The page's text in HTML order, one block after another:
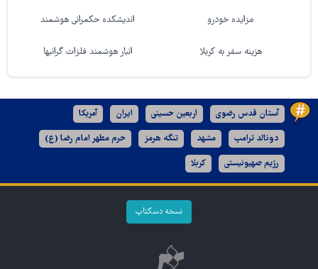
مزایده خودرو اندیشکده حکمرانی هوشمند
هزینه سفر به کربلا انبار هوشمند فلزات گرانبها
آستان قدس رضوی اربعین حسینی ایران آمریکا
دونالد ترامپ مشهد تنگه هرمز حرم مطهر امام رضا (ع)
رژیم صهیونیستی کربلا
نسخه دسکتاپ